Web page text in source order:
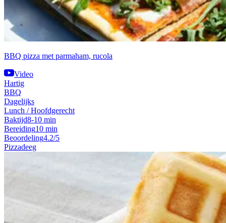
BBQ pizza met parmaham, rucola
Video
Hartig
BBQ
Dagelijks
Lunch / Hoofdgerecht
Baktijd8-10 min
Bereiding10 min
Beoordeling4.2/5
Pizzadeeg